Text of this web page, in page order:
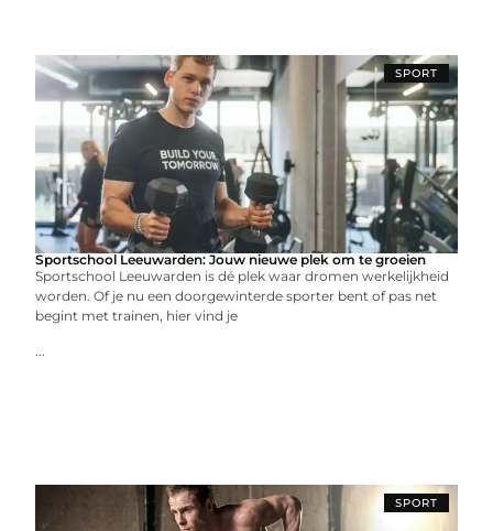
SPORT
Sportschool Leeuwarden: Jouw nieuwe plek om te groeien
Sportschool Leeuwarden is dé plek waar dromen werkelijkheid
worden. Of je nu een doorgewinterde sporter bent of pas net
begint met trainen, hier vind je
...
SPORT